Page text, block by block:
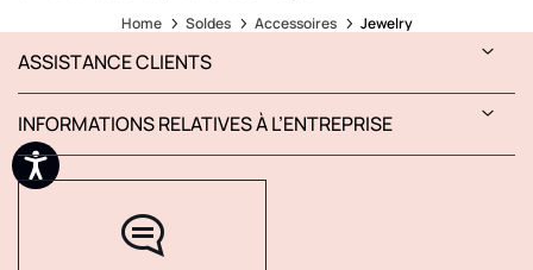
Home
Soldes Accessoires Jewelry
ASSISTANCE CLIENTS
INFORMATIONS RELATIVES À L’ENTREPRISE